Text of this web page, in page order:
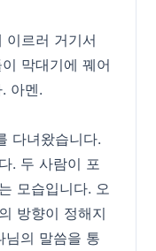
르러 거기서
막대기에 꿰어
아멘.
다녀왔습니다.
. 두 사람이 포
모습입니다. 오
방향이 정해지
님의 말씀을 통